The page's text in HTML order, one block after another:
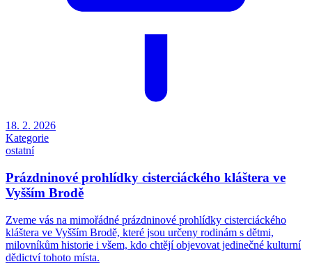
18. 2. 2026
Kategorie
ostatní
Prázdninové prohlídky cisterciáckého kláštera ve
Vyšším Brodě
Zveme vás na mimořádné prázdninové prohlídky cisterciáckého
kláštera ve Vyšším Brodě, které jsou určeny rodinám s dětmi,
milovníkům historie i všem, kdo chtějí objevovat jedinečné kulturní
dědictví tohoto místa.